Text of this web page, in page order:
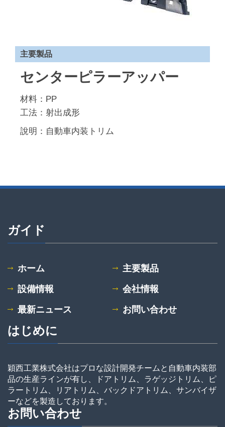
主要製品
センターピラーアッパー
材料：PP
工法：射出成形
說明：自動車内装トリム
ガイド
ホーム 主要製品
設備情報 会社情報
最新ニュース お問い合わせ
はじめに
穎西工業株式会社はプロな設計開発チームと自動車内装部
品の生産ラインが有し、ドアトリム、ラゲッジトリム、ピ
ラートリム、リアトリム、バックドアトリム、サンバイザ
ーなどを製造しております。
お問い合わせ